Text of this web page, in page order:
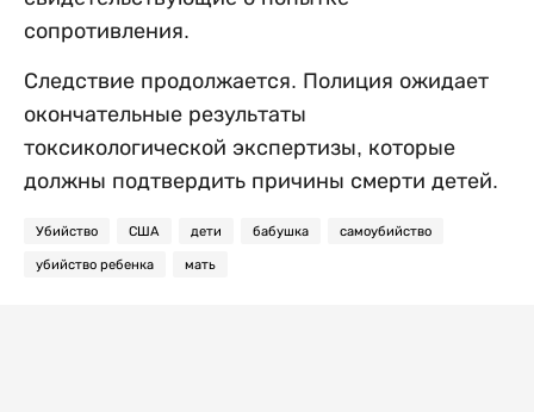
сопротивления.
Следствие продолжается. Полиция ожидает
окончательные результаты
токсикологической экспертизы, которые
должны подтвердить причины смерти детей.
Убийство США дети бабушка самоубийство
убийство ребенка мать